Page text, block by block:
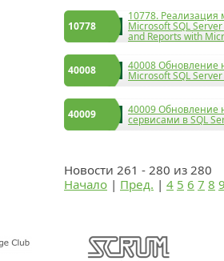
10778
10778.
Microsoft SQL
and Reports with
40008 40008 Обновление
Microsoft SQL
40009 40009 Обновление
сервисами в SQL
Новости 261 - 280 из 280
Начало | Пред. | 4 5 6 7 8